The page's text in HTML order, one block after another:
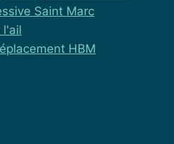
Saint Marc
l'ail
HBM